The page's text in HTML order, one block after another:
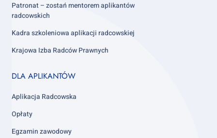
Patronat – zostań mentorem aplikantów
radcowskich
Kadra szkoleniowa aplikacji radcowskiej
Krajowa Izba Radców Prawnych
Footer
3
DLA APLIKANTÓW
Aplikacja Radcowska
Opłaty
Egzamin zawodowy